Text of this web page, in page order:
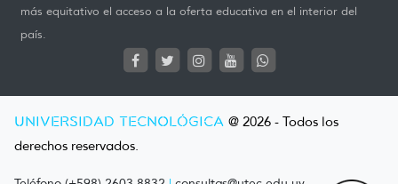
más equitativo el acceso a la oferta educativa en el interior del
país.
UNIVERSIDAD TECNOLÓGICA @ 2026 - Todos los
derechos reservados.